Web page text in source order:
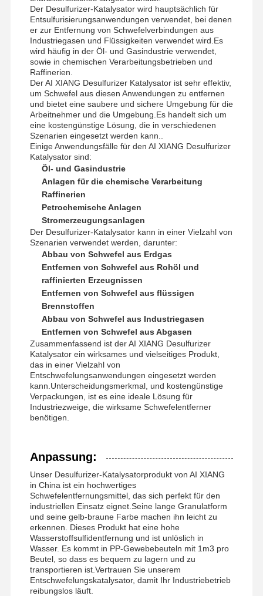
nichtionogenes Polyacrylamid
Zusammengesetzte Düngemittel Langsam freisetzendes Schutzmittel
Kationisches Polyacrylamid
Gellmittel zur Frakturierung der Säurebildung
Hochtemperatur-Sedimentationsmittel
Verbrennungsmittel
Der Desulfurizer-Katalysator wird hauptsächlich für
Entsulfurisierungsanwendungen verwendet, bei denen
er zur Entfernung von Schwefelverbindungen aus
Industriegasen und Flüssigkeiten verwendet wird.Es
wird häufig in der Öl- und Gasindustrie verwendet,
sowie in chemischen Verarbeitungsbetrieben und
Raffinerien.
Der AI XIANG Desulfurizer Katalysator ist sehr effektiv,
um Schwefel aus diesen Anwendungen zu entfernen
und bietet eine saubere und sichere Umgebung für die
Arbeitnehmer und die Umgebung.Es handelt sich um
eine kostengünstige Lösung, die in verschiedenen
Szenarien eingesetzt werden kann..
Einige Anwendungsfälle für den AI XIANG Desulfurizer
Katalysator sind:
Öl- und Gasindustrie
Anlagen für die chemische Verarbeitung
Raffinerien
Petrochemische Anlagen
Stromerzeugungsanlagen
Der Desulfurizer-Katalysator kann in einer Vielzahl von
Szenarien verwendet werden, darunter:
Abbau von Schwefel aus Erdgas
Entfernen von Schwefel aus Rohöl und
raffinierten Erzeugnissen
Entfernen von Schwefel aus flüssigen
Brennstoffen
Abbau von Schwefel aus Industriegasen
Entfernen von Schwefel aus Abgasen
Zusammenfassend ist der AI XIANG Desulfurizer
Katalysator ein wirksames und vielseitiges Produkt,
das in einer Vielzahl von
Entschwefelungsanwendungen eingesetzt werden
kann.Unterscheidungsmerkmal, und kostengünstige
Verpackungen, ist es eine ideale Lösung für
Industriezweige, die wirksame Schwefelentferner
benötigen.
Anpassung:
Unser Desulfurizer-Katalysatorprodukt von AI XIANG
in China ist ein hochwertiges
Schwefelentfernungsmittel, das sich perfekt für den
industriellen Einsatz eignet.Seine lange Granulatform
und seine gelb-braune Farbe machen ihn leicht zu
erkennen. Dieses Produkt hat eine hohe
Wasserstoffsulfidentfernung und ist unlöslich in
Wasser. Es kommt in PP-Gewebebeuteln mit 1m3 pro
Beutel, so dass es bequem zu lagern und zu
transportieren ist.Vertrauen Sie unserem
Entschwefelungskatalysator, damit Ihr Industriebetrieb
reibungslos läuft.